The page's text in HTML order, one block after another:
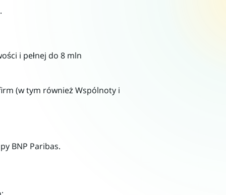
i pełnej do 8 mln
(w tym również Wspólnoty i
BNP Paribas.